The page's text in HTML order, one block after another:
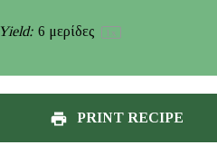
Yield: 6 μερίδες 1 x
PRINT RECIPE